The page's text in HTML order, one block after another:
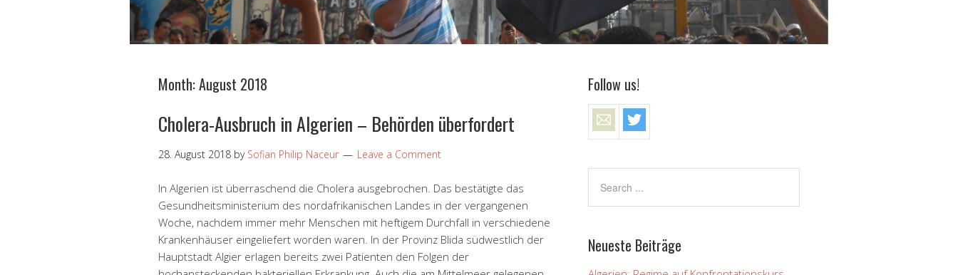
Month:August 2018
Cholera-Ausbruch in Algerien – Behörden überfordert
28. August 2018 by Sofian Philip Naceur Leave a Comment
In Algerien ist überraschend die Cholera ausgebrochen. Das bestätigte das
Gesundheitsministerium des nordafrikanischen Landes in der vergangenen
Woche, nachdem immer mehr Menschen mit heftigem Durchfall in verschiedene
Krankenhäuser eingeliefert worden waren. In der Provinz Blida südwestlich der
Hauptstadt Algier erlagen bereits zwei Patienten den Folgen der
Follow us!
Neueste Beiträge